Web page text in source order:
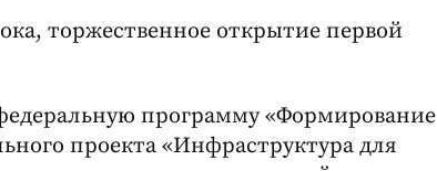
торжественное открытие первой
программу «Формирование
проекта «Инфраструктура для